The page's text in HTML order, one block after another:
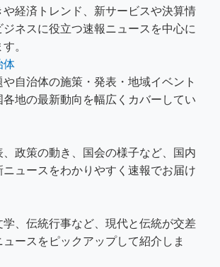
や経済トレンド、新サービスや決算情
ジネスに役立つ速報ニュースを中心に
。
体
や自治体の施策・発表・地域イベント
各地の最新動向を幅広くカバーしてい
、政策の動き、国会の様子など、国内
ニュースをわかりやすく速報でお届け
学、伝統行事など、現代と伝統が交差
ースをピックアップして紹介しま